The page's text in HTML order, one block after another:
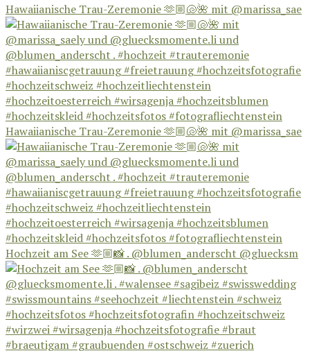
Hawaiianische Trau-Zeremonie 🫶🏼🐚🌺 mit @marissa_sae
Hawaiianische Trau-Zeremonie 🫶🏼🐚🌺 mit @marissa_sae
Hochzeit am See 🫶🏼📸 . @blumen_anderscht @gluecksm